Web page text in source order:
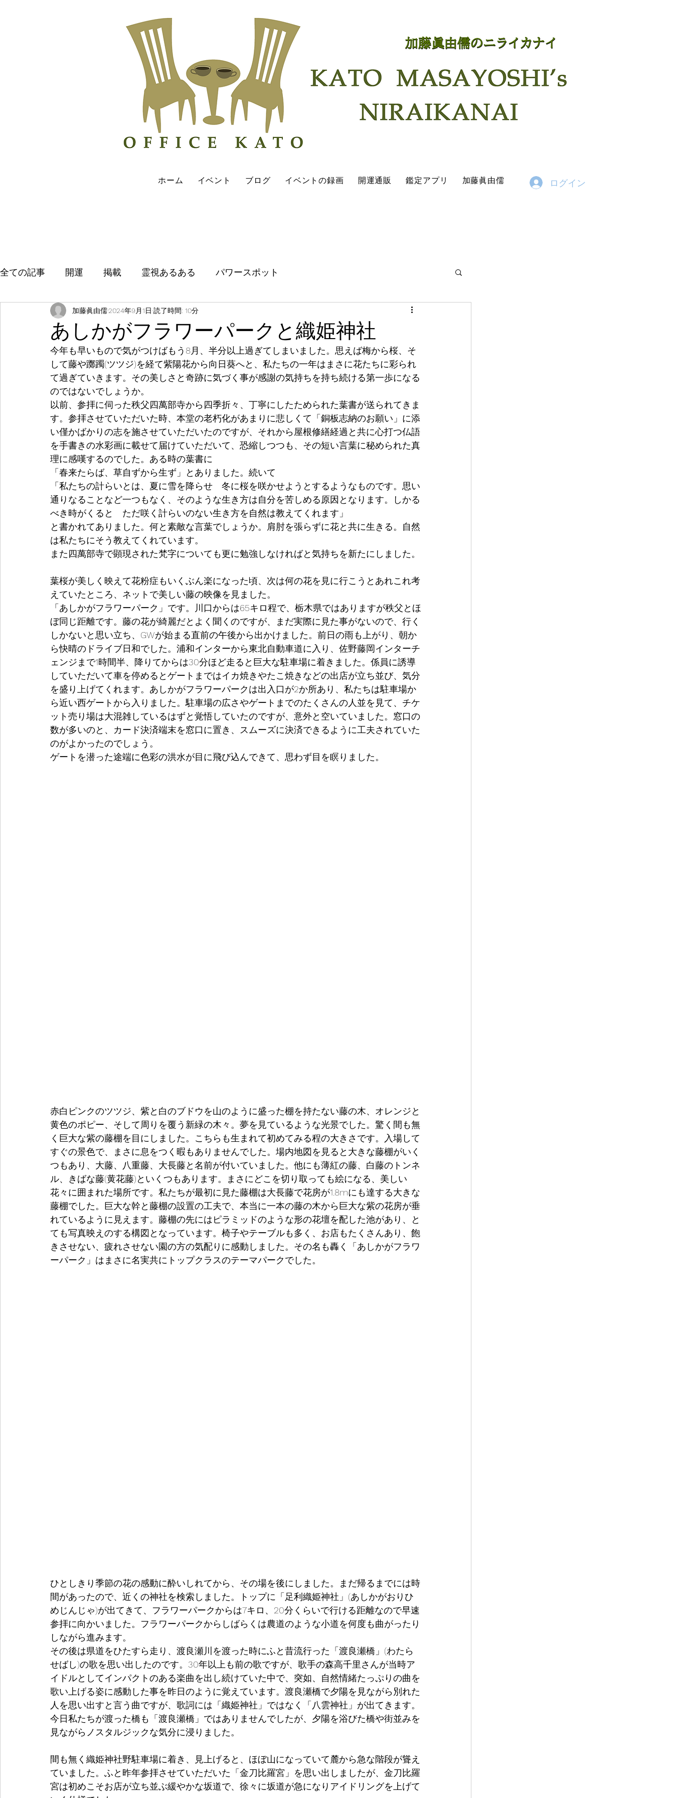
ホーム イベント ブログ イベントの録画 開運通販 鑑定アプリ 加藤眞由儒 ログイン
全ての記事 開運 掲載 霊視あるある パワースポット
あしかがフラワーパークと織姫神社
加藤眞由儒2024年9月1日 読了時間: 10分
今年も早いもので気がつけばもう8月、半分以上過ぎてしまいました。思えば梅から桜、そ
して藤や躑躅(ツツジ)を経て紫陽花から向日葵へと、私たちの一年はまさに花たちに彩られ
て過ぎていきます。その美しさと奇跡に気づく事が感謝の気持ちを持ち続ける第一歩になる
のではないでしょうか。
以前、参拝に伺った秩父四萬部寺から四季折々、丁寧にしたためられた葉書が送られてきま
す。参拝させていただいた時、本堂の老朽化があまりに悲しくて「銅板志納のお願い」に添
い僅かばかりの志を施させていただいたのですが、それから屋根修繕経過と共に心打つ仏語
を手書きの水彩画に載せて届けていただいて、恐縮しつつも、その短い言葉に秘められた真
理に感嘆するのでした。ある時の葉書に
「春来たらば、草自ずから生ず」とありました。続いて
「私たちの計らいとは、夏に雪を降らせ　冬に桜を咲かせようとするようなものです。思い
通りなることなど一つもなく、そのような生き方は自分を苦しめる原因となります。しかる
べき時がくると　ただ咲く計らいのない生き方を自然は教えてくれます」
と書かれてありました。何と素敵な言葉でしょうか。肩肘を張らずに花と共に生きる。自然
は私たちにそう教えてくれています。
また四萬部寺で顕現された梵字についても更に勉強しなければと気持ちを新たにしました。
葉桜が美しく映えて花粉症もいくぶん楽になった頃、次は何の花を見に行こうとあれこれ考
えていたところ、ネットで美しい藤の映像を見ました。
「あしかがフラワーパーク」です。川口からは65キロ程で、栃木県ではありますが秩父とほ
ぼ同じ距離です。藤の花が綺麗だとよく聞くのですが、まだ実際に見た事がないので、行く
しかないと思い立ち、GWが始まる直前の午後から出かけました。前日の雨も上がり、朝か
ら快晴のドライブ日和でした。浦和インターから東北自動車道に入り、佐野藤岡インターチ
ェンジまで1時間半、降りてからは30分ほど走ると巨大な駐車場に着きました。係員に誘導
していただいて車を停めるとゲートまではイカ焼きやたこ焼きなどの出店が立ち並び、気分
を盛り上げてくれます。あしかがフラワーパークは出入口が2か所あり、私たちは駐車場か
ら近い西ゲートから入りました。駐車場の広さやゲートまでのたくさんの人並を見て、チケ
ット売り場は大混雑しているはずと覚悟していたのですが、意外と空いていました。窓口の
数が多いのと、カード決済端末を窓口に置き、スムーズに決済できるように工夫されていた
のがよかったのでしょう。
ゲートを潜った途端に色彩の洪水が目に飛び込んできて、思わず目を瞑りました。
赤白ピンクのツツジ、紫と白のブドウを山のように盛った棚を持たない藤の木、オレンジと
黄色のポピー、そして周りを覆う新緑の木々。夢を見ているような光景でした。驚く間も無
く巨大な紫の藤棚を目にしました。こちらも生まれて初めてみる程の大きさです。入場して
すぐの景色で、まさに息をつく暇もありませんでした。場内地図を見ると大きな藤棚がいく
つもあり、大藤、八重藤、大長藤と名前が付いていました。他にも薄紅の藤、白藤のトンネ
ル、きばな藤(黄花藤)といくつもあります。まさにどこを切り取っても絵になる、美しい
花々に囲まれた場所です。私たちが最初に見た藤棚は大長藤で花房が1.8mにも達する大きな
藤棚でした。巨大な幹と藤棚の設置の工夫で、本当に一本の藤の木から巨大な紫の花房が垂
れているように見えます。藤棚の先にはピラミッドのような形の花壇を配した池があり、と
ても写真映えのする構図となっています。椅子やテーブルも多く、お店もたくさんあり、飽
きさせない、疲れさせない園の方の気配りに感動しました。その名も轟く「あしかがフラワ
ーパーク」はまさに名実共にトップクラスのテーマパークでした。
ひとしきり季節の花の感動に酔いしれてから、その場を後にしました。まだ帰るまでには時
間があったので、近くの神社を検索しました。トップに「足利織姫神社」(あしかがおりひ
めじんじゃ)が出てきて、フラワーパークからは7キロ、20分くらいで行ける距離なので早速
参拝に向かいました。フラワーパークからしばらくは農道のような小道を何度も曲がったり
しながら進みます。
その後は県道をひたすら走り、渡良瀬川を渡った時にふと昔流行った「渡良瀬橋」(わたら
せばし)の歌を思い出したのです。30年以上も前の歌ですが、歌手の森高千里さんが当時ア
イドルとしてインパクトのある楽曲を出し続けていた中で、突如、自然情緒たっぷりの曲を
歌い上げる姿に感動した事を昨日のように覚えています。渡良瀬橋で夕陽を見ながら別れた
人を思い出すと言う曲ですが、歌詞には「織姫神社」ではなく「八雲神社」が出てきます。
今日私たちが渡った橋も「渡良瀬橋」ではありませんでしたが、夕陽を浴びた橋や街並みを
見ながらノスタルジックな気分に浸りました。
間も無く織姫神社野駐車場に着き、見上げると、ほぼ山になっていて麓から急な階段が聳え
ていました。ふと昨年参拝させていただいた「金刀比羅宮」を思い出しましたが、金刀比羅
宮は初めこそお店が立ち並ぶ緩やかな坂道で、徐々に坂道が急になりアイドリングを上げて